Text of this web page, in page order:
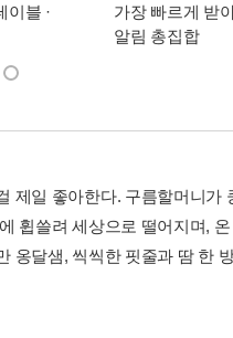
이블 ·
가장 빠르게 받
알림 총집합
제일 좋아한다. 구름할머니가
휩쓸려 세상으로 떨어지며,
옹달샘, 씩씩한 핏줄과 땀 한